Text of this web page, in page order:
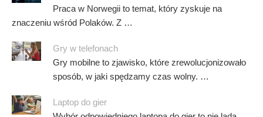
Praca w Norwegii to temat, który zyskuje na
znaczeniu wśród Polaków. Z …
Gry w telefonach
Gry mobilne to zjawisko, które zrewolucjonizowało
sposób, w jaki spędzamy czas wolny. …
Laptop do gier